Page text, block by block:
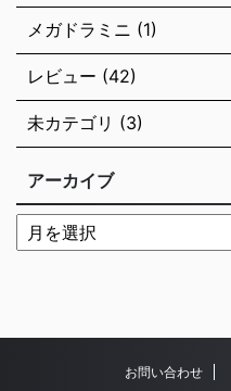
メガドラミニ (1)
レビュー (42)
未カテゴリ (3)
アーカイブ
お問い合わせ